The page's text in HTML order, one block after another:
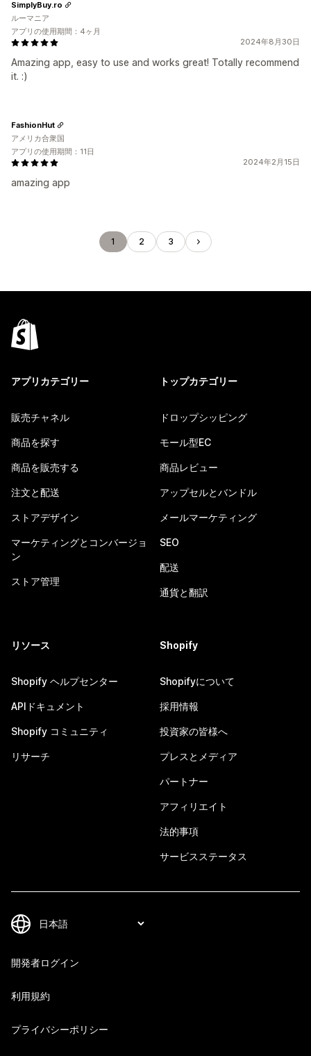
2024年8月30日
Amazing app, easy to use and works great! Totally recommend
it. :)
SimplyBuy.ro
ルーマニア
アプリの使用期間：4ヶ月
2024年2月15日
amazing app
FashionHut
アメリカ合衆国
アプリの使用期間：11日
1 2 3
アプリカテゴリー
販売チャネル
商品を探す
商品を販売する
注文と配送
ストアデザイン
マーケティングとコンバージョ
ン
ストア管理
トップカテゴリー
ドロップシッピング
モール型EC
商品レビュー
アップセルとバンドル
メールマーケティング
SEO
配送
通貨と翻訳
リソース
Shopify ヘルプセンター
APIドキュメント
Shopify コミュニティ
リサーチ
Shopify
Shopifyについて
採用情報
投資家の皆様へ
プレスとメディア
パートナー
アフィリエイト
法的事項
サービスステータス
開発者ログイン
利用規約
プライバシーポリシー